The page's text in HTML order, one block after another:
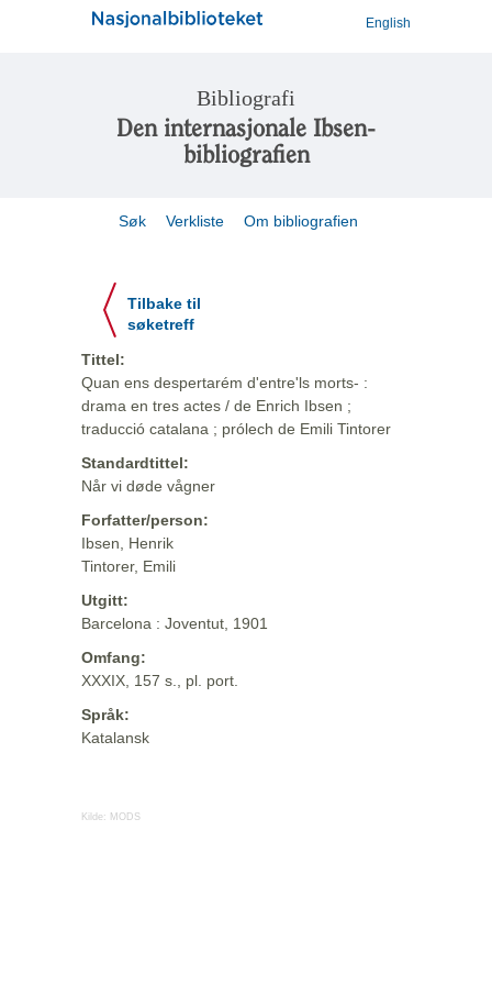
English
Bibliografi
Den internasjonale Ibsen-
bibliografien
Søk Verkliste Om bibliografien
Tilbake til
søketreff
Tittel:
Quan ens despertarém d'entre'ls morts- :
drama en tres actes / de Enrich Ibsen ;
traducció catalana ; prólech de Emili Tintorer
Standardtittel:
Når vi døde vågner
Forfatter/person:
Ibsen, Henrik
Tintorer, Emili
Utgitt:
Barcelona : Joventut, 1901
Omfang:
XXXIX, 157 s., pl. port.
Språk:
Katalansk
Kilde: MODS